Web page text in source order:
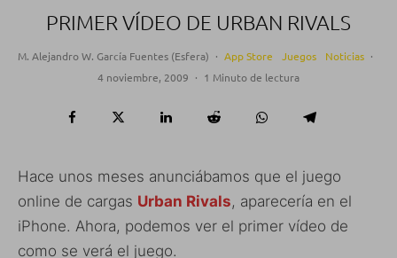
PRIMER VÍDEO DE URBAN RIVALS
M. Alejandro W. García Fuentes (Esfera) · App Store Juegos Noticias ·
4 noviembre, 2009 · 1 Minuto de lectura
Hace unos meses anunciábamos que el juego
online de cargas Urban Rivals, aparecería en el
iPhone. Ahora, podemos ver el primer vídeo de
como se verá el juego.